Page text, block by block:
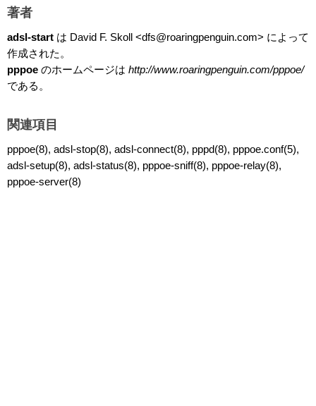
著者
adsl-start は David F. Skoll <dfs@roaringpenguin.com> によって
作成された。
pppoe のホームページは http://www.roaringpenguin.com/pppoe/
である。
関連項目
pppoe(8), adsl-stop(8), adsl-connect(8), pppd(8), pppoe.conf(5),
adsl-setup(8), adsl-status(8), pppoe-sniff(8), pppoe-relay(8),
pppoe-server(8)